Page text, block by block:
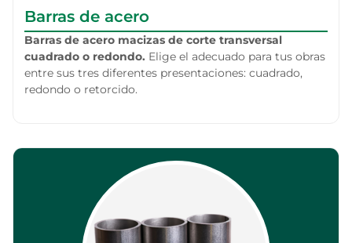
Barras de acero
Barras de acero macizas de corte transversal
cuadrado o redondo. Elige el adecuado para tus obras
entre sus tres diferentes presentaciones: cuadrado,
redondo o retorcido.